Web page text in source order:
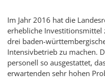
Im Jahr 2016 hat die
erhebliche Investitionsmittel
drei baden-
Intensivbetrieb zu machen.
personell so ausgestattet,
erwartenden sehr hohen